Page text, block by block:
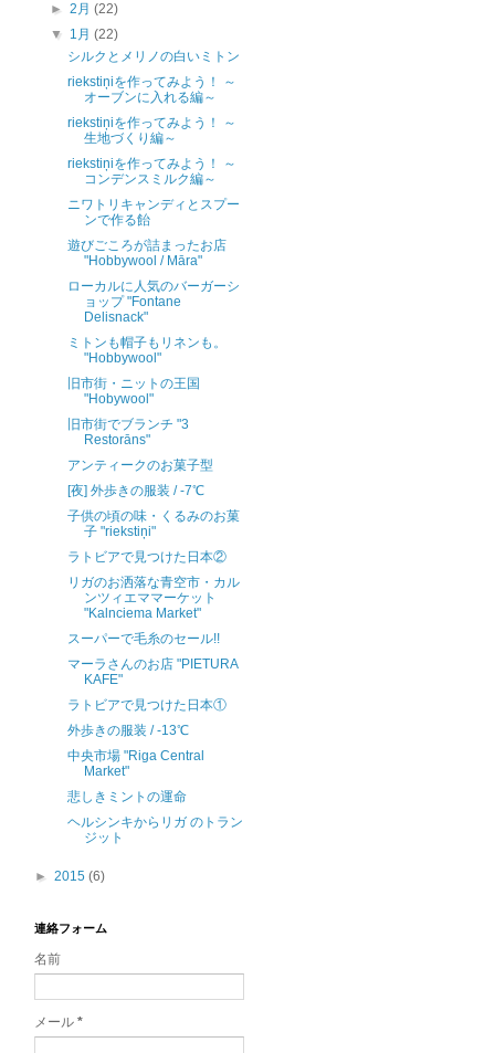
►2月(22)
▼ 1月(22)
シルクとメリノの白いミトン
riekstiņiを作ってみよう！ ～
オーブンに入れる編～
riekstiņiを作ってみよう！ ～
生地づくり編～
riekstiņiを作ってみよう！ ～
コンデンスミルク編～
ニワトリキャンディとスプー
ンで作る飴
遊びごころが詰まったお店
"Hobbywool / Māra"
ローカルに人気のバーガーシ
ョップ "Fontane
Delisnack"
ミトンも帽子もリネンも。
"Hobbywool"
旧市街・ニットの王国
"Hobywool"
旧市街でブランチ "3
Restorāns"
アンティークのお菓子型
[夜] 外歩きの服装 / -7℃
子供の頃の味・くるみのお菓
子 "riekstiņi"
ラトビアで見つけた日本②
リガのお洒落な青空市・カル
ンツィエママーケット
"Kalnciema Market"
スーパーで毛糸のセール!!
マーラさんのお店 "PIETURA
KAFE"
ラトビアで見つけた日本①
外歩きの服装 / -13℃
中央市場 "Riga Central
Market"
悲しきミントの運命
ヘルシンキからリガ のトラン
ジット
► 2015 (6)
連絡フォーム
名前
メール *